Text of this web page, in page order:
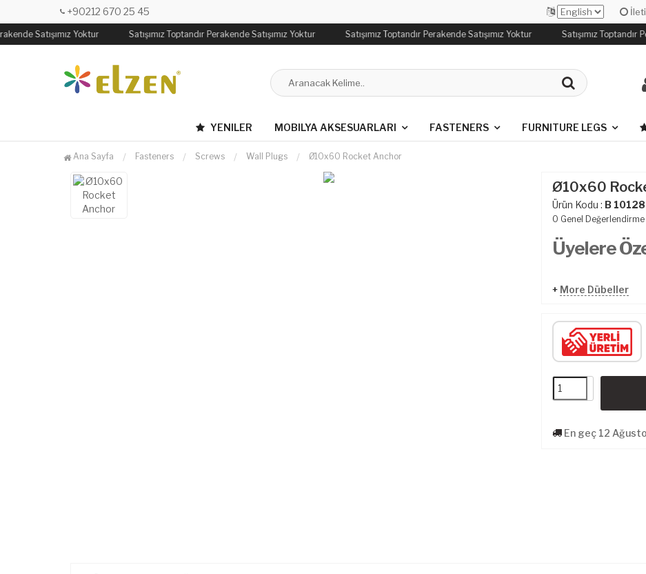
+90212 670 25 45
Satışımız Yoktur Satışımız Toptandır Perakende Satışımız Yoktur Satışımız Toptandır Perakende Satışımız Yoktur Satışımız Toptandır
YENILER MOBILYA AKSESUARLARI FASTENERS FURNITURE LEGS
Ana Sayfa Fasteners Screws Wall Plugs Ø10x60 Rocket Anchor
Ø10x60
Ürün Kodu : B 10128
0 Genel Değerlendirme
Üyelere
+ More Dübeller
En geç 12